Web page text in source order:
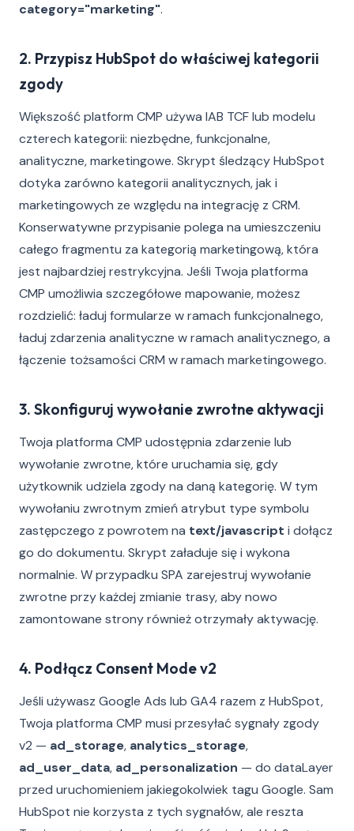
category="marketing".
2. Przypisz HubSpot do właściwej kategorii
zgody
Większość platform CMP używa IAB TCF lub modelu
czterech kategorii: niezbędne, funkcjonalne,
analityczne, marketingowe. Skrypt śledzący HubSpot
dotyka zarówno kategorii analitycznych, jak i
marketingowych ze względu na integrację z CRM.
Konserwatywne przypisanie polega na umieszczeniu
całego fragmentu za kategorią marketingową, która
jest najbardziej restrykcyjna. Jeśli Twoja platforma
CMP umożliwia szczegółowe mapowanie, możesz
rozdzielić: ładuj formularze w ramach funkcjonalnego,
ładuj zdarzenia analityczne w ramach analitycznego, a
łączenie tożsamości CRM w ramach marketingowego.
3. Skonfiguruj wywołanie zwrotne aktywacji
Twoja platforma CMP udostępnia zdarzenie lub
wywołanie zwrotne, które uruchamia się, gdy
użytkownik udziela zgody na daną kategorię. W tym
wywołaniu zwrotnym zmień atrybut type symbolu
zastępczego z powrotem na text/javascript i dołącz
go do dokumentu. Skrypt załaduje się i wykona
normalnie. W przypadku SPA zarejestruj wywołanie
zwrotne przy każdej zmianie trasy, aby nowo
zamontowane strony również otrzymały aktywację.
4. Podłącz Consent Mode v2
Jeśli używasz Google Ads lub GA4 razem z HubSpot,
Twoja platforma CMP musi przesyłać sygnały zgody
v2 — ad_storage, analytics_storage,
ad_user_data, ad_personalization — do dataLayer
przed uruchomieniem jakiegokolwiek tagu Google. Sam
HubSpot nie korzysta z tych sygnałów, ale reszta